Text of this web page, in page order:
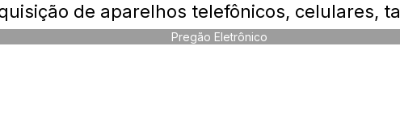
de aparelhos telefônicos, celulares,
Pregão Eletrônico